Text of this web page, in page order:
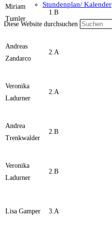
Stundenplan/ Kalender
Diese Website durchsuchen
Miriam
Tumler
1.B
Andreas
Zandarco
2.A
Veronika
Ladurner
2.A
Andrea
Trenkwalder
2.B
Veronika
Ladurner
2.B
Lisa Gamper 3.A